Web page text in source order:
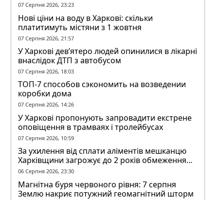
07 Серпня 2026, 23:23
Нові ціни на воду в Харкові: скільки
платитимуть містяни з 1 жовтня
07 Серпня 2026, 21:57
У Харкові дев’ятеро людей опинилися в лікарні
внаслідок ДТП з автобусом
07 Серпня 2026, 18:03
ТОП-7 способов сэкономить на возведении
коробки дома
07 Серпня 2026, 14:26
У Харкові пропонують запровадити екстрене
оповіщення в трамваях і тролейбусах
07 Серпня 2026, 10:59
За ухилення від сплати аліментів мешканцю
Харківщини загрожує до 2 років обмеження
волі
06 Серпня 2026, 23:30
Магнітна буря червоного рівня: 7 серпня
Землю накриє потужний геомагнітний шторм